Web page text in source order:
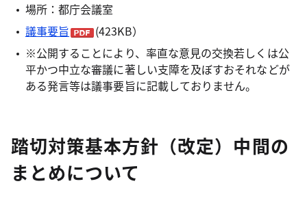
場所：都庁会議室
議事要旨
(423KB）
※公開することにより、率直な意見の交換若しくは公
平かつ中立な審議に著しい支障を及ぼすおそれなどが
ある発言等は議事要旨に記載しておりません。
踏切対策基本方針（改定）中間の
まとめについて